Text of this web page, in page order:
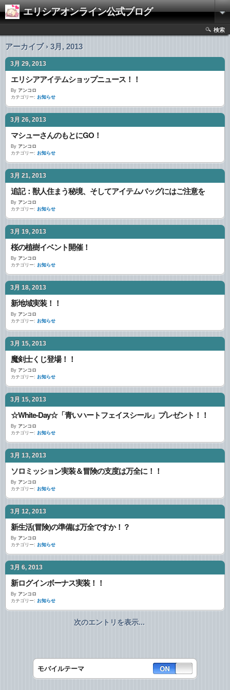
エリシアオンライン公式ブログ
検索
アーカイブ › 3月, 2013
3月 29, 2013
エリシアアイテムショップニュース！！
By アンコロ
カテゴリー: お知らせ
3月 26, 2013
マシューさんのもとにGO！
By アンコロ
カテゴリー: お知らせ
3月 21, 2013
追記：獣人住まう秘境、そしてアイテムバッグにはご注意を
By アンコロ
カテゴリー: お知らせ
3月 19, 2013
桜の植樹イベント開催！
By アンコロ
カテゴリー: お知らせ
3月 18, 2013
新地域実装！！
By アンコロ
カテゴリー: お知らせ
3月 15, 2013
魔剣士くじ登場！！
By アンコロ
カテゴリー: お知らせ
3月 15, 2013
☆White-Day☆「青いハートフェイスシール」プレゼント！！
By アンコロ
カテゴリー: お知らせ
3月 13, 2013
ソロミッション実装＆冒険の支度は万全に！！
By アンコロ
カテゴリー: お知らせ
3月 12, 2013
新生活(冒険)の準備は万全ですか！？
By アンコロ
カテゴリー: お知らせ
3月 6, 2013
新ログインボーナス実装！！
By アンコロ
カテゴリー: お知らせ
次のエントリを表示...
モバイルテーマ